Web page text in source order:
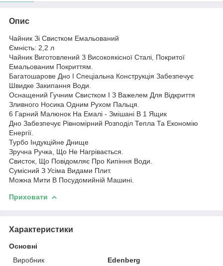
Опис
Чайник Зі Свистком Емальований
Ємність: 2,2 л
Чайник Виготовлений З Високоякісної Сталі, Покритої
Емальованим Покриттям.
Багатошарове Дно І Спеціальна Конструкція Забезпечує
Швидке Закипання Води.
Оснащений Гучним Свистком І З Важелем Для Відкриття
Зливного Носика Одним Рухом Пальця.
6 Гарний Малюнок На Емалі - Змішані В 1 Ящик
Дно Забезпечує Рівномірний Розподіл Тепла Та Економію
Енергії.
Турбо Індукційне Днище
Зручна Ручка, Що Не Нагрівається.
Свисток, Що Повідомляє Про Кипіння Води.
Сумісний З Усіма Видами Плит.
Можна Мити В Посудомийній Машині.
Приховати
Характеристики
Основні
Виробник
Edenberg